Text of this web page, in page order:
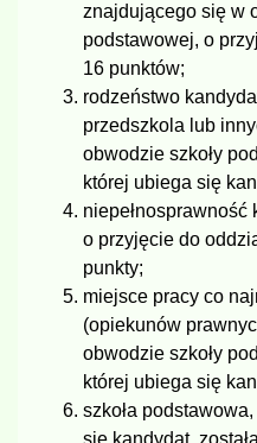
znajdującego się w
podstawowej, o
16 punktów;
rodzeństwo
przedszkola lub
obwodzie szkoły
której ubiega się
niepełnosprawność
o przyjęcie do
punkty;
miejsce pracy co
(opiekunów
obwodzie szkoły
której ubiega się
szkoła